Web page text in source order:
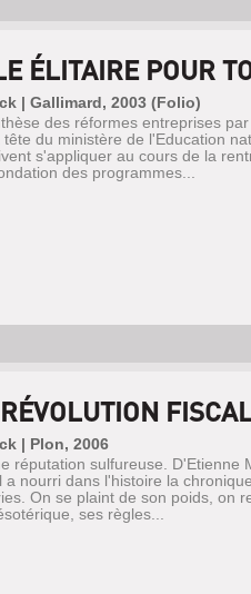
ÉLITAIRE POUR
| Gallimard, 2003 (Folio)
des réformes entreprises
du ministère de l'Education
s'appliquer au cours de la
des programmes...
| Plon, 2006
réputation sulfureuse. D'Etienne
a nourri dans l'histoire la
On se plaint de son poids, on
ses règles...